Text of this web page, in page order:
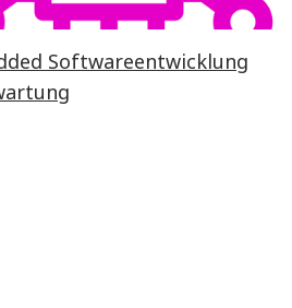
Softwareentwicklung